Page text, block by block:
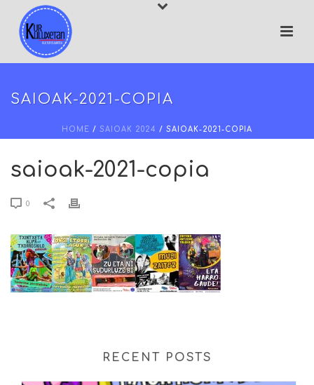
SAIOAK-2021-COPIA
HOME / SAIOAK 2024 / SAIOAK-2021-COPIA
saioak-2021-copia
0
RECENT POSTS